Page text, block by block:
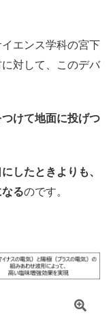
エンス学科の宮下
対して、このデバ
けて地面に投げつ
したときよりも、
るのです。